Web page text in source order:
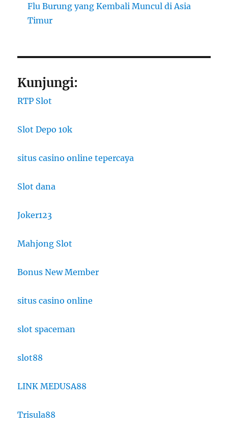
Flu Burung yang Kembali Muncul di Asia
Timur
Kunjungi:
RTP Slot
Slot Depo 10k
situs casino online tepercaya
Slot dana
Joker123
Mahjong Slot
Bonus New Member
situs casino online
slot spaceman
slot88
LINK MEDUSA88
Trisula88